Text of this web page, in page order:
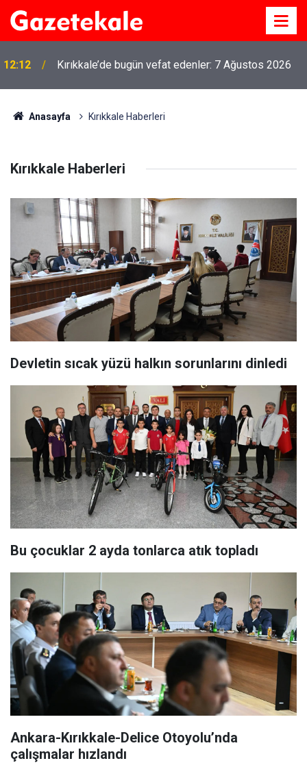
12:12 Kırıkkale’de bugün vefat edenler: 7 Ağustos 2026
11:21
MKE’nin Yerli Savunma Teknolojileri Dünya
Sahnesinde
Anasayfa Kırıkkale Haberleri
Kırıkkale Haberleri
Devletin sıcak yüzü halkın sorunlarını dinledi
Bu çocuklar 2 ayda tonlarca atık topladı
Ankara-Kırıkkale-Delice Otoyolu’nda
çalışmalar hızlandı